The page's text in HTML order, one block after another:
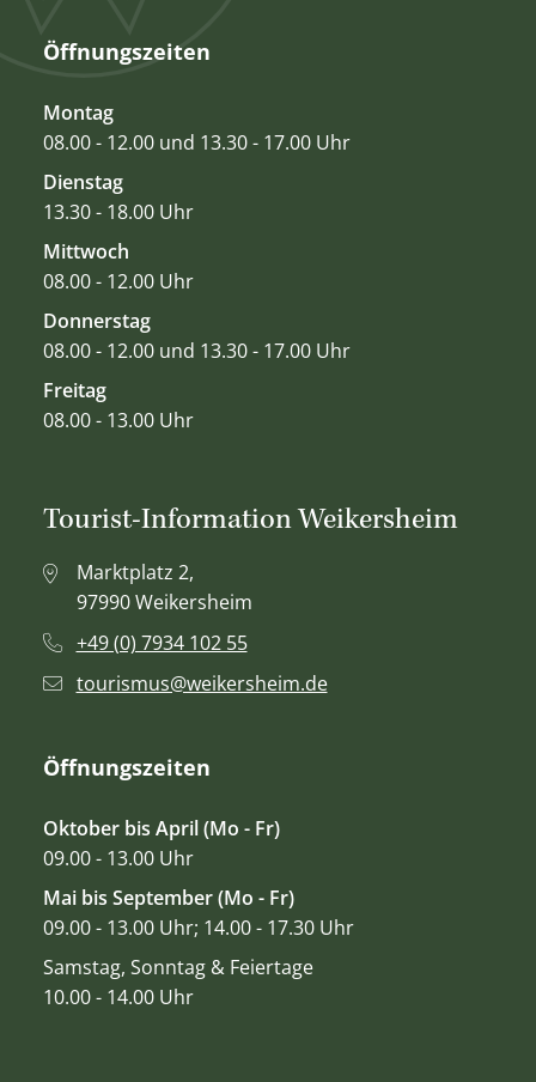
Öffnungszeiten
Montag
08.00 - 12.00 und 13.30 - 17.00 Uhr
Dienstag
13.30 - 18.00 Uhr
Mittwoch
08.00 - 12.00 Uhr
Donnerstag
08.00 - 12.00 und 13.30 - 17.00 Uhr
Freitag
08.00 - 13.00 Uhr
Tourist-Information Weikersheim
Marktplatz 2,
97990 Weikersheim
+49 (0) 7934 102 55
tourismus@weikersheim.de
Öffnungszeiten
Oktober bis April (Mo - Fr)
09.00 - 13.00 Uhr
Mai bis September (Mo - Fr)
09.00 - 13.00 Uhr; 14.00 - 17.30 Uhr
Samstag, Sonntag & Feiertage
10.00 - 14.00 Uhr